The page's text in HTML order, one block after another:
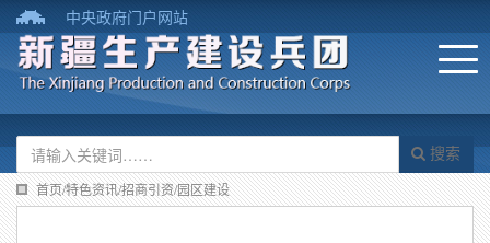
中央政府门户网站
搜索
首页/特色资讯/招商引资/园区建设